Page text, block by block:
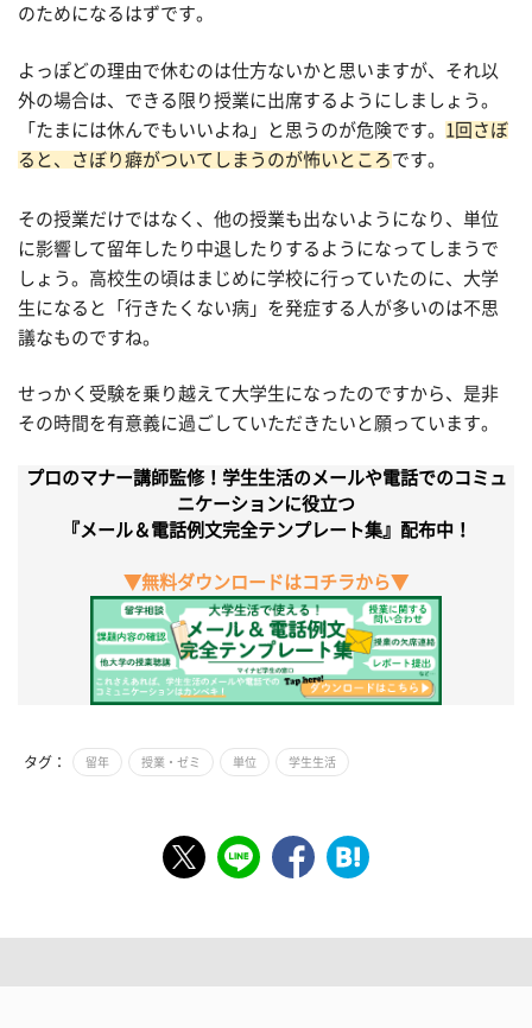
のためになるはずです。
よっぽどの理由で休むのは仕方ないかと思いますが、それ以
外の場合は、できる限り授業に出席するようにしましょう。
「たまには休んでもいいよね」と思うのが危険です。 1回さぼ
ると、さぼり癖がついてしまうのが怖いところ です。
その授業だけではなく、他の授業も出ないようになり、単位
に影響して留年したり中退したりするようになってしまうで
しょう。高校生の頃はまじめに学校に行っていたのに、大学
生になると「行きたくない病」を発症する人が多いのは不思
議なものですね。
せっかく受験を乗り越えて大学生になったのですから、是非
その時間を有意義に過ごしていただきたいと願っています。
プロのマナー講師監修！学生生活のメールや電話でのコミュ
ニケーションに役立つ
『メール＆電話例文完全テンプレート集』配布中！
▼無料ダウンロードはコチラから▼
タグ： 留年 授業・ゼミ 単位 学生生活